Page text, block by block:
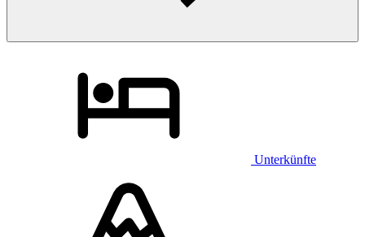
Unterkünfte